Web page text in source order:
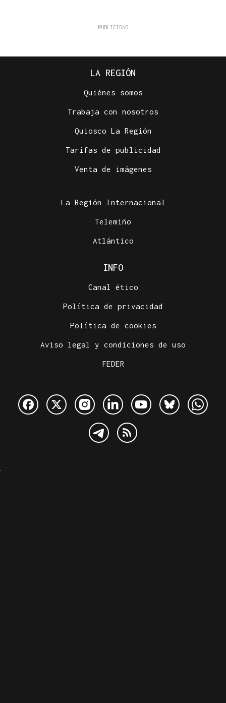
LA REGIÓN
Quiénes somos
Trabaja con nosotros
Quiosco La Región
Tarifas de publicidad
Venta de imágenes
La Región Internacional
Telemiño
Atlántico
INFO
Canal ético
Política de privacidad
Política de cookies
Aviso legal y condiciones de uso
FEDER